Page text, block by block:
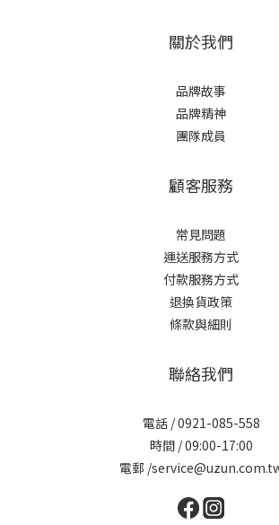
關於我們
品牌故事
品牌精神
團隊成員
顧客服務
常見問題
運送服務方式
付款服務方式
退換貨政策
條款與細則
聯絡我們
電話 / 0921-085-558
時間 / 09:00-17:00
電郵 /